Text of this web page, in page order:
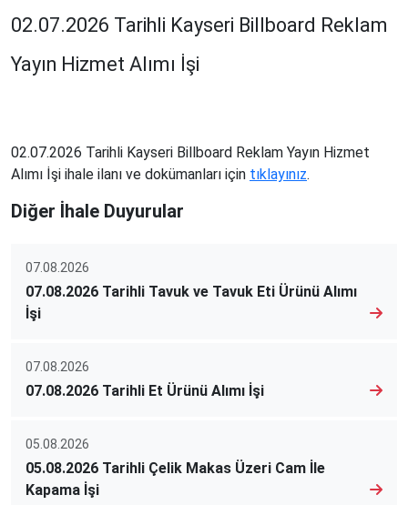
02.07.2026 Tarihli Kayseri Billboard Reklam
Yayın Hizmet Alımı İşi
02.07.2026 Tarihli Kayseri Billboard Reklam Yayın Hizmet
Alımı İşi ihale ilanı ve dokümanları için tıklayınız.
Diğer İhale Duyurular
07.08.2026
07.08.2026 Tarihli Tavuk ve Tavuk Eti Ürünü Alımı
İşi
07.08.2026
07.08.2026 Tarihli Et Ürünü Alımı İşi
05.08.2026
05.08.2026 Tarihli Çelik Makas Üzeri Cam İle
Kapama İşi